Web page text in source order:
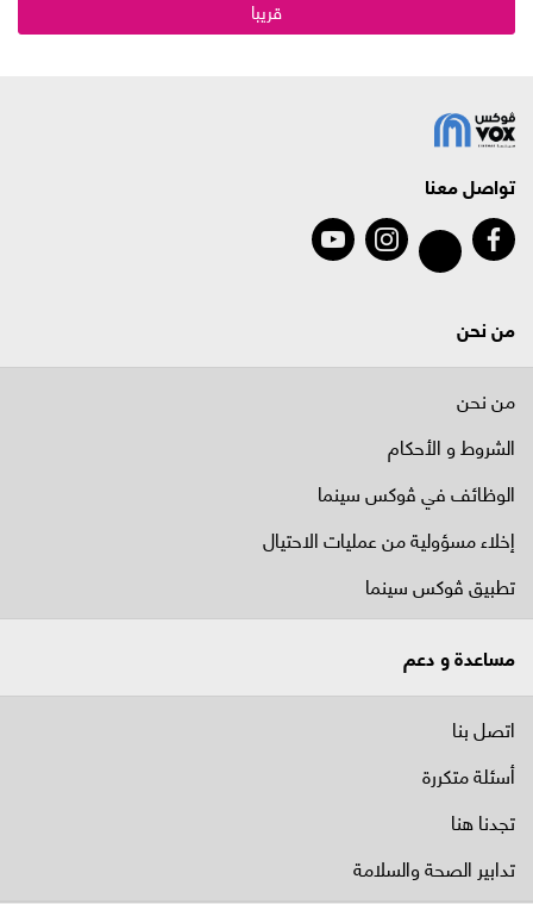
قريبا
تواصل معنا
من نحن
من نحن
الشروط و الأحكام
الوظائف في ﭬوكس سينما
إخلاء مسؤولية من عمليات الاحتيال
تطبيق ڤوكس سينما
مساعدة و دعم
اتصل بنا
أسئلة متكررة
تجدنا هنا
تدابير الصحة والسلامة